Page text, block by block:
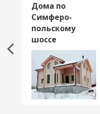
Дома по
Симферо­
польскому
шоссе